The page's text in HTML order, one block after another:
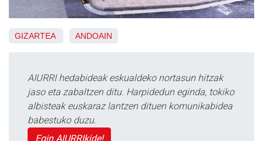
GIZARTEA ANDOAIN
AIURRI hedabideak eskualdeko nortasun hitzak
jaso eta zabaltzen ditu. Harpidedun eginda, tokiko
albisteak euskaraz lantzen dituen komunikabidea
babestuko duzu.
Egin AIURRIkide!